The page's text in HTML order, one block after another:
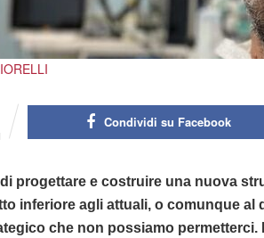
Condividi su Facebook
progettare e costruire una nuova
inferiore agli attuali, o comunque al
che non possiamo permetterci.